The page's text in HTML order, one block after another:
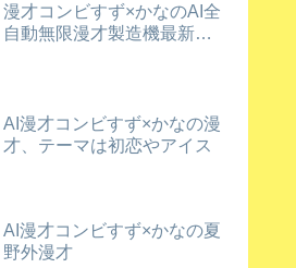
漫才コンビすず×かなのAI全
自動無限漫才製造機最新バ
AI漫才コンビすず×かなの漫
才、テーマは初恋やアイス
AI漫才コンビすず×かなの夏
野外漫才